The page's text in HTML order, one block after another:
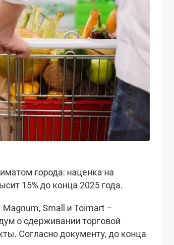
города: наценка на
15% до конца 2025 года.
Small и Toimart –
о сдерживании торговой
Согласно документу, до конца